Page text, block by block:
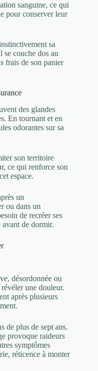
sanguine, ce qui
pour conserver leur
sa
se couche dos au
frais de son panier
des glandes
En tournant et en
odorantes sur sa
son territoire
ce qui renforce son
espace.
un
ou dans un
de recréer ses
avant de dormir.
désordonnée ou
une douleur.
après plusieurs
de plus de sept ans.
provoque raideurs
symptômes
réticence à monter